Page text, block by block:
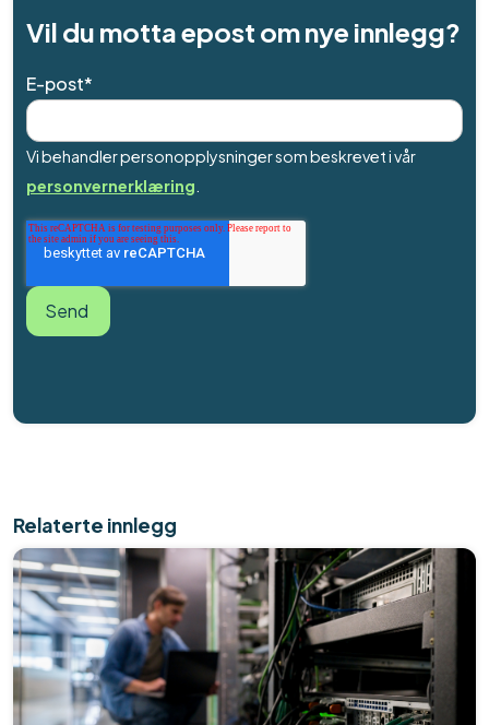
Vil du motta epost om nye innlegg?
E-post*
Vi behandler personopplysninger som beskrevet i vår
personvernerklæring
Relaterte innlegg